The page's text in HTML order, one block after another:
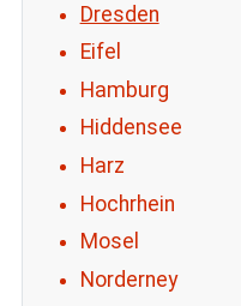
Dresden
Eifel
Hamburg
Hiddensee
Harz
Hochrhein
Mosel
Norderney